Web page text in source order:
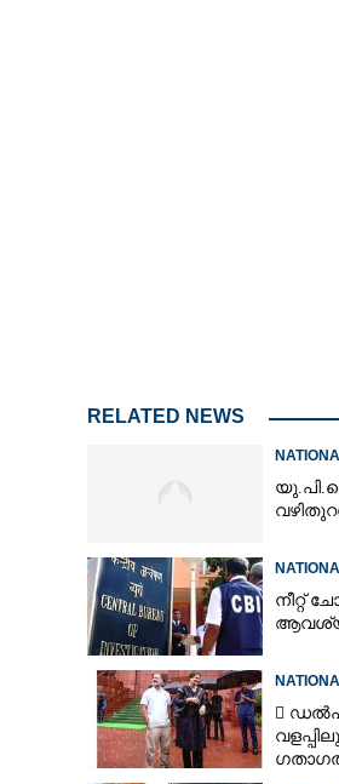
RELATED NEWS
നീറ്റ്
